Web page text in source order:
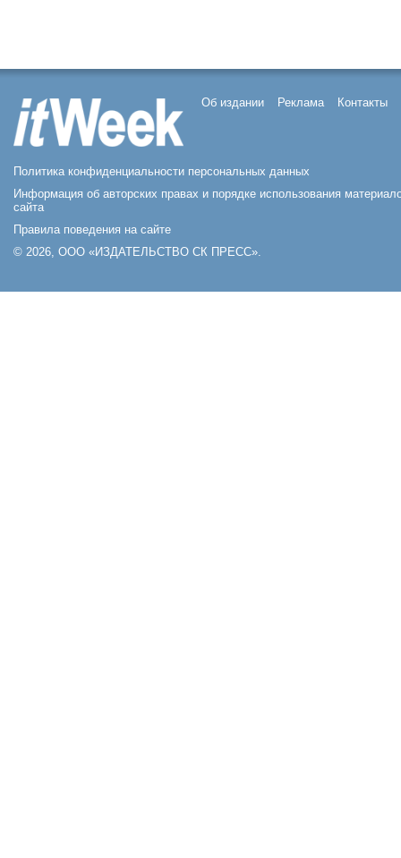
Об издании Реклама Контакты
Политика конфиденциальности персональных данных
Информация об авторских правах и порядке использования
сайта
Правила поведения на сайте
© 2026, ООО «ИЗДАТЕЛЬСТВО СК ПРЕСС».